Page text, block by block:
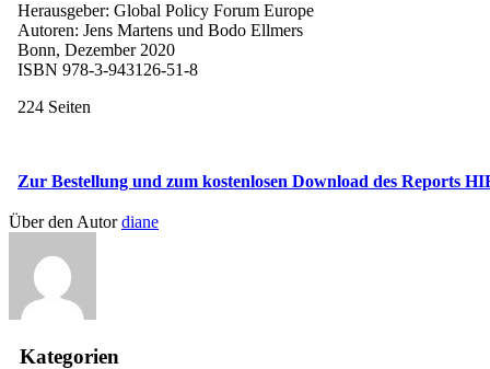
Herausgeber: Global Policy Forum Europe
Autoren: Jens Martens und Bodo Ellmers
Bonn, Dezember 2020
ISBN 978-3-943126-51-8
224 Seiten
Zur Bestellung und zum kostenlosen Download des Reports
Über den Autordiane
Kategorien